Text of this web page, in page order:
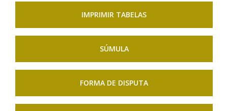
IMPRIMIR TABELAS
SÚMULA
FORMA DE DISPUTA